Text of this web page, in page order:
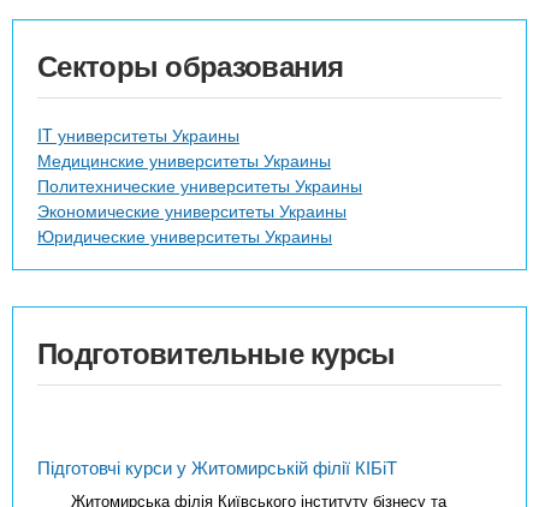
Секторы образования
IT университеты Украины
Медицинские университеты Украины
Политехнические университеты Украины
Экономические университеты Украины
Юридические университеты Украины
Подготовительные курсы
Підготовчі курси у Житомирській філії КІБіТ
Житомирська філія Київського інституту бізнесу та